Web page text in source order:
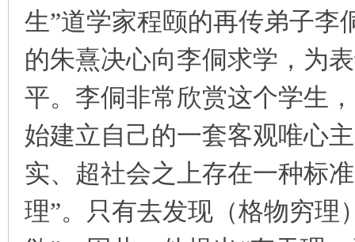
生”道学家程颐的再传弟子李
的朱熹决心向李侗求学，为
平。李侗非常欣赏这个学生
始建立自己的一套客观唯心
实、超社会之上存在一种标
理”。只有去发现（格物穷理